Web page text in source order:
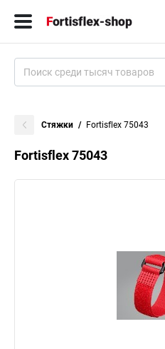
Стяжки Fortisflex 75043
Fortisflex 75043